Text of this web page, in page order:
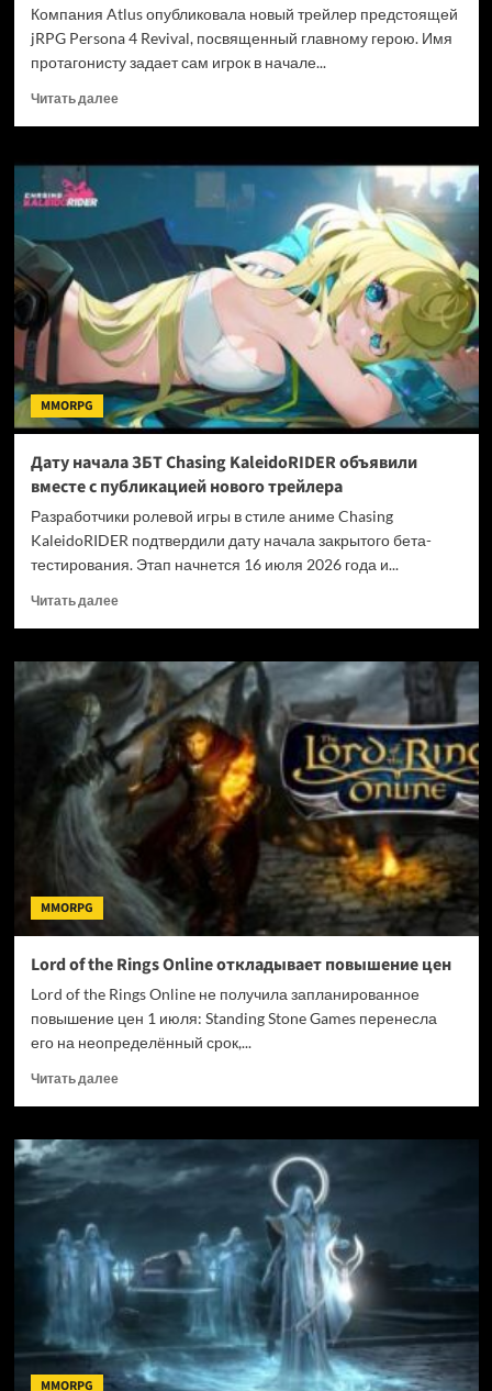
Компания Atlus опубликовала новый трейлер предстоящей
jRPG Persona 4 Revival, посвященный главному герою. Имя
протагонисту задает сам игрок в начале...
Читать далееПрочитать
героя
Revival
MMORPG
Дату начала ЗБТ Chasing KaleidoRIDER объявили
вместе с публикацией нового трейлера
Разработчики ролевой игры в стиле аниме Chasing
KaleidoRIDER подтвердили дату начала закрытого бета-
тестирования. Этап начнется 16 июля 2026 года и...
Читать далееПрочитать
Дату
начала
ЗБТ
Chasing
KaleidoRIDER
объявили
вместе
с
публикацией
нового
трейлера
MMORPG
Lord of the Rings Online откладывает повышение цен
Lord of the Rings Online не получила запланированное
повышение цен 1 июля: Standing Stone Games перенесла
его на неопределённый срок,...
Читать далееПрочитать
Lord
the
откладывает
повышение
цен
MMORPG